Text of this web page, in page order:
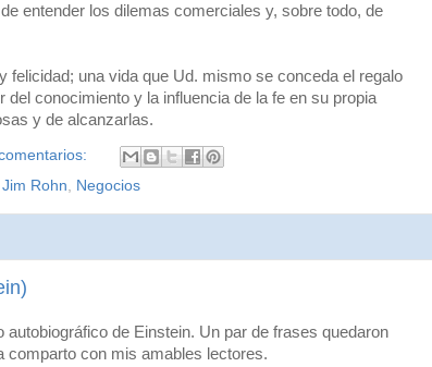
entender los dilemas comerciales y, sobre todo, de
felicidad; una vida que Ud. mismo se conceda el regalo
conocimiento y la influencia de la fe en su propia
y de alcanzarlas.
Jim Rohn Negocios
de Einstein. Un par de frases quedaron
comparto con mis amables lectores.